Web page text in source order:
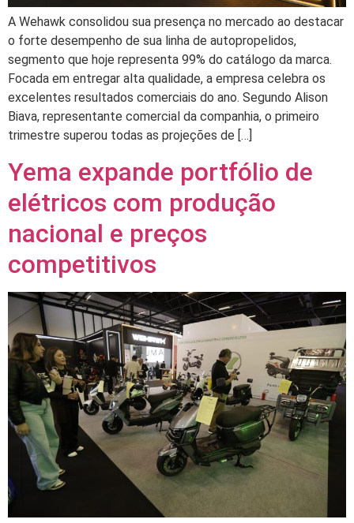
A Wehawk consolidou sua presença no mercado ao destacar
o forte desempenho de sua linha de autopropelidos,
segmento que hoje representa 99% do catálogo da marca.
Focada em entregar alta qualidade, a empresa celebra os
excelentes resultados comerciais do ano. Segundo Alison
Biava, representante comercial da companhia, o primeiro
trimestre superou todas as projeções de […]
Yema expande portfólio de
elétricos com produção
nacional e preços
competitivos